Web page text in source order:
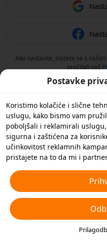
Ako nastavite, slažete se s našim
pročitali naš
Postavke
Koristimo kolačiće i slične
uslugu, kako bismo vam
poboljšali i reklamirali
sigurna i zaštićena za
učinkovitost reklamnih
pristajete na to da mi i
oglašavanja. Također možete
odabrati koje vrste kolačića
klikom na 'Prilagodi
svojim postavkama
našaPravila o kolačićima i